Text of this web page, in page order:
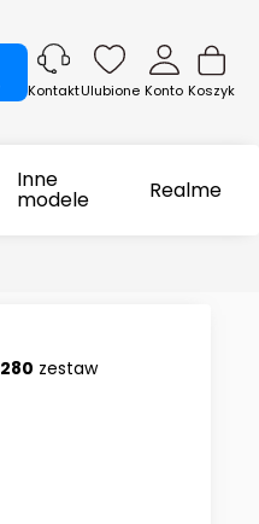
Koszyk
Konto
KontaktUlubione
Inne
modele Realme
280 zestaw